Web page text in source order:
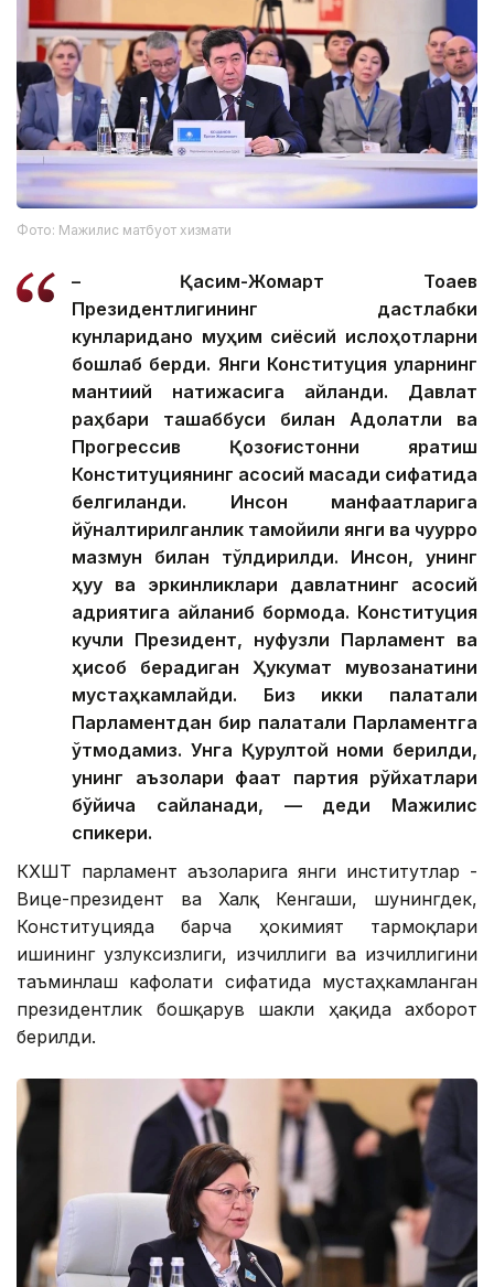
Фото: Мажилис матбуот хизмати
– Қасим-Жомарт Тоқаев
Президентлигининг дастлабки
кунлариданоқ муҳим сиёсий ислоҳотларни
бошлаб берди. Янги Конституция уларнинг
мантиқий натижасига айланди. Давлат
раҳбари ташаббуси билан Адолатли ва
Прогрессив Қозоғистонни яратиш
Конституциянинг асосий мақсади сифатида
белгиланди. Инсон манфаатларига
йўналтирилганлик тамойили янги ва чуқурроқ
мазмун билан тўлдирилди. Инсон, унинг
ҳуқуқ ва эркинликлари давлатнинг асосий
қадриятига айланиб бормоқда. Конституция
кучли Президент, нуфузли Парламент ва
ҳисоб берадиган Ҳукумат мувозанатини
мустаҳкамлайди. Биз икки палатали
Парламентдан бир палатали Парламентга
ўтмоқдамиз. Унга Қурултой номи берилди,
унинг аъзолари фақат партия рўйхатлари
бўйича сайланади, — деди Мажилис
спикери.
КХШТ парламент аъзоларига янги институтлар -
Вице-президент ва Халқ Кенгаши, шунингдек,
Конституцияда барча ҳокимият тармоқлари
ишининг узлуксизлиги, изчиллиги ва изчиллигини
таъминлаш кафолати сифатида мустаҳкамланган
президентлик бошқарув шакли ҳақида ахборот
берилди.